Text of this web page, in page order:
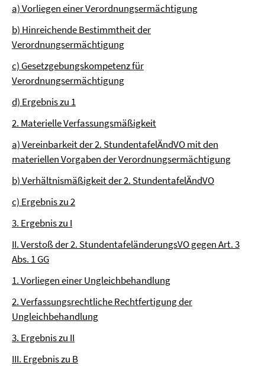
a) Vorliegen einer Verordnungsermächtigung
b) Hinreichende Bestimmtheit der
Verordnungsermächtigung
c) Gesetzgebungskompetenz für
Verordnungsermächtigung
d) Ergebnis zu 1
2. Materielle Verfassungsmäßigkeit
a) Vereinbarkeit der 2. StundentafelÄndVO mit den
materiellen Vorgaben der Verordnungsermächtigung
b) Verhältnismäßigkeit der 2. StundentafelÄndVO
c) Ergebnis zu 2
3. Ergebnis zu I
II. Verstoß der 2. StundentafeländerungsVO gegen Art. 3
Abs. 1 GG
1. Vorliegen einer Ungleichbehandlung
2. Verfassungsrechtliche Rechtfertigung der
Ungleichbehandlung
3. Ergebnis zu II
III. Ergebnis zu B